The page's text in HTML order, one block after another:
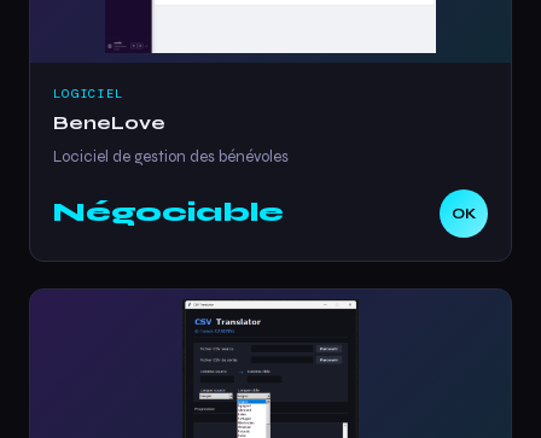
LOGICIEL
BeneLove
Lociciel de gestion des bénévoles
Négociable OK